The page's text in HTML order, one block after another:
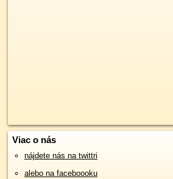
Viac o nás
nájdete nás na twittri
alebo na faceboooku